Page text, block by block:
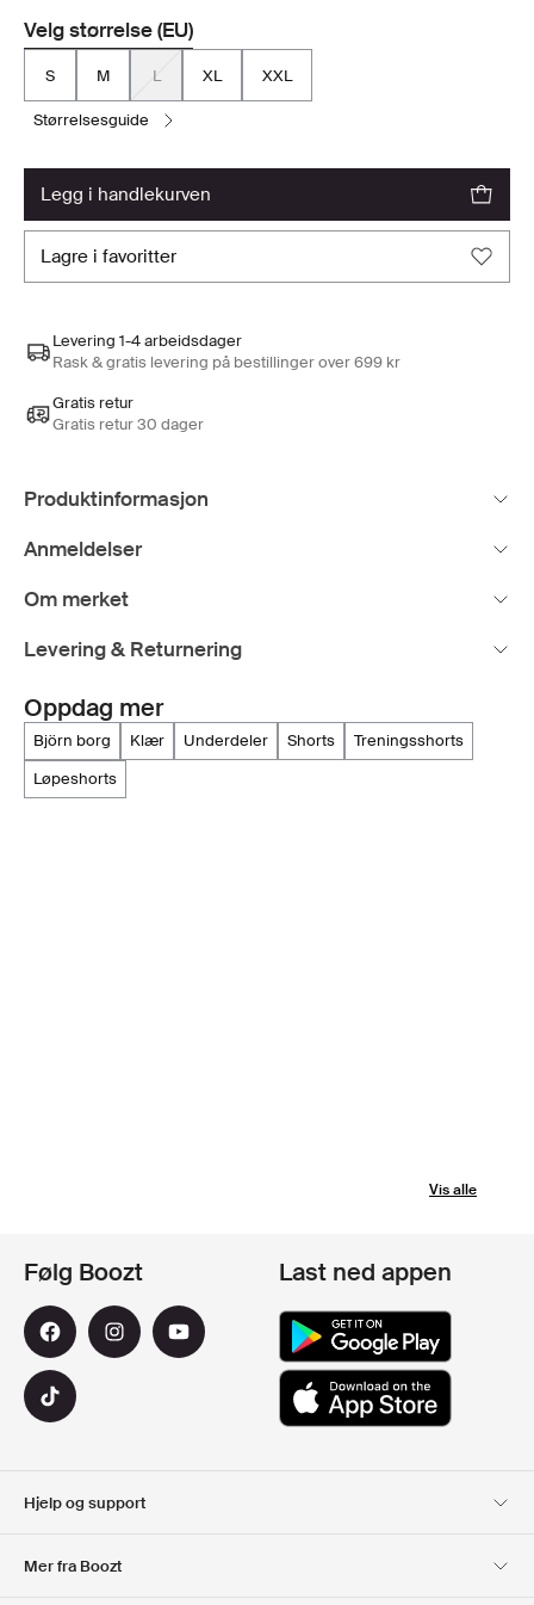
Velg størrelse (EU)
S M L XL XXL
størrelsesguide
legg i handlekurven
lagre i favoritter
Levering 1-4 arbeidsdager
Rask & gratis levering på bestillinger over 699 kr
Gratis retur
Gratis retur 30 dager
Produktinformasjon
Anmeldelser
Om merket
Levering & Returnering
Oppdag mer
björn borg klær underdeler shorts
treningsshorts
løpeshorts
Vis alle
Hjelp og support
Mer fra Boozt
Følg Boozt Last ned appen